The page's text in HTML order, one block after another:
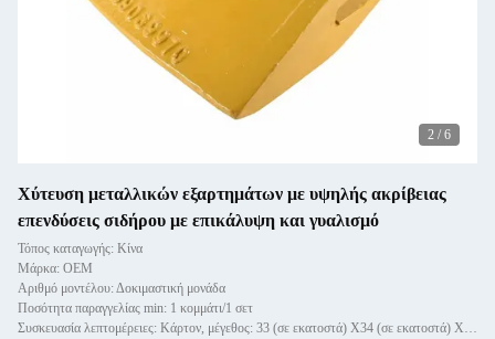
2 / 6
Χύτευση μεταλλικών εξαρτημάτων με υψηλής ακρίβειας
επενδύσεις σιδήρου με επικάλυψη και γυαλισμό
Τόπος καταγωγής: Κίνα
Μάρκα: OEM
Αριθμό μοντέλου: Δοκιμαστική μονάδα
Ποσότητα παραγγελίας min: 1 κομμάτι/1 σετ
Συσκευασία λεπτομέρειες: Κάρτον, μέγεθος: 33 (σε εκατοστά) X34 (σε εκατοστά) X35 (σε εκατοστά)